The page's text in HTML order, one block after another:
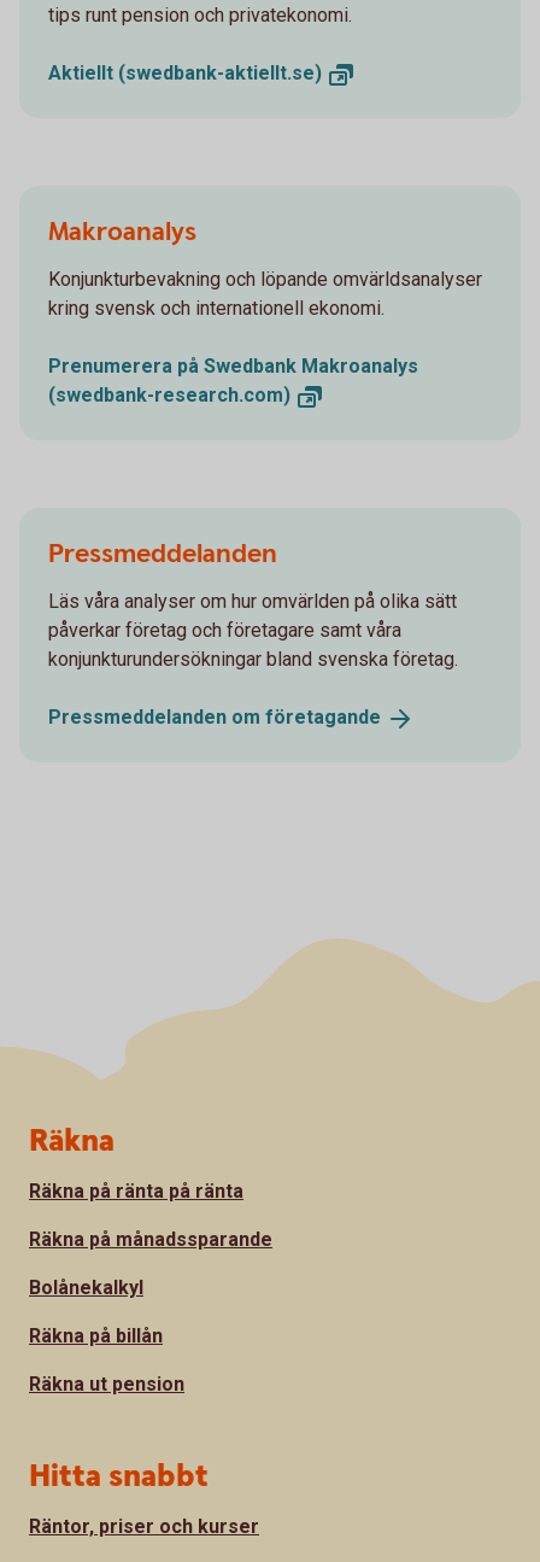
tips runt pension och privatekonomi.
Aktiellt (swedbank-aktiellt.se)
Makroanalys
Konjunkturbevakning och löpande omvärldsanalyser
kring svensk och internationell ekonomi.
Prenumerera på Swedbank Makroanalys
(swedbank-research.com)
Pressmeddelanden
Läs våra analyser om hur omvärlden på olika sätt
påverkar företag och företagare samt våra
konjunkturundersökningar bland svenska företag.
Pressmeddelanden om företagande
Sidfot
Räkna
Räkna på ränta på ränta
Räkna på månadssparande
Bolånekalkyl
Räkna på billån
Räkna ut pension
Hitta snabbt
Räntor, priser och kurser